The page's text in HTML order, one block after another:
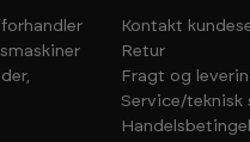
Kontakt
Retur
Fragt og
Service/teknisk